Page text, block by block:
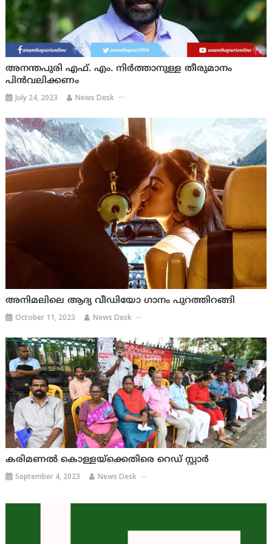
അനന്തപുരി എഫ്. എം. നിർത്താനുള്ള തീരുമാനം
പിൻവലിക്കണം
July 24, 2023 News Desk
അനിമലിലെ ആദ്യ വീഡിയോ ഗാനം പുറത്തിറങ്ങി
October 11, 2023 News Desk
കരിമണൽ കൊള്ളയ്ക്കെതിരെ റെഡ് സ്റ്റാർ
September 4, 2023 News Desk